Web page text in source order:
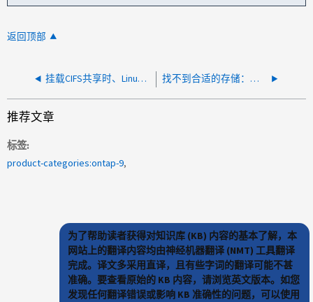
返回顶部
挂载CIFS共享时、Linux客户端上未显示此类文件或目录错误 找不到合适的存储：聚合不匹配 FabricPool 要求
推荐文章
标签
product-categories:ontap-9
为了帮助读者获得对知识库 (KB) 内容的基本了解，本
网站上的翻译内容均由神经机器翻译 (NMT) 工具翻译
完成。译文多采用直译，且有些字词的翻译可能不甚
准确。要查看原始的 KB 内容，请浏览英文版本。如您
发现任何翻译错误或影响 KB 准确性的问题，可以使用